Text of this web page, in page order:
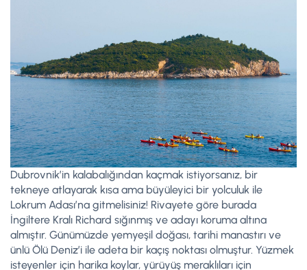
Dubrovnik’in kalabalığından kaçmak istiyorsanız, bir
tekneye atlayarak kısa ama büyüleyici bir yolculuk ile
Lokrum Adası’na gitmelisiniz! Rivayete göre burada
İngiltere Kralı Richard sığınmış ve adayı koruma altına
almıştır. Günümüzde yemyeşil doğası, tarihi manastırı ve
ünlü Ölü Deniz’i ile adeta bir kaçış noktası olmuştur. Yüzmek
isteyenler için harika koylar, yürüyüş meraklıları için